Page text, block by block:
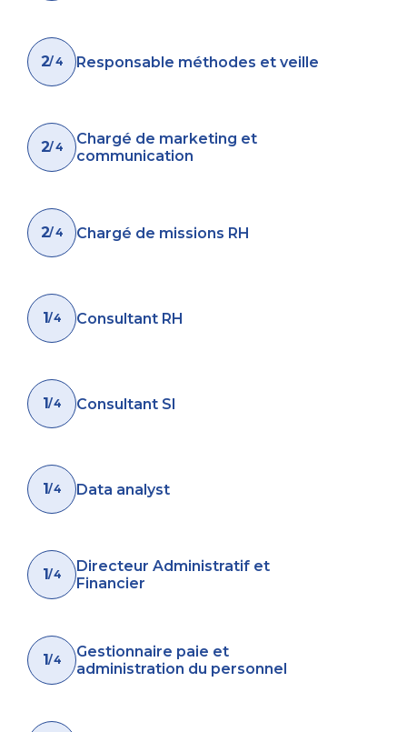
2/ 4 Responsable méthodes et veille
2/ 4
Chargé de marketing et
communication
2/ 4 Chargé de missions RH
1/ 4 Consultant RH
1/ 4 Consultant SI
1/ 4 Data analyst
1/ 4
Directeur Administratif et
Financier
1/ 4
Gestionnaire paie et
administration du personnel